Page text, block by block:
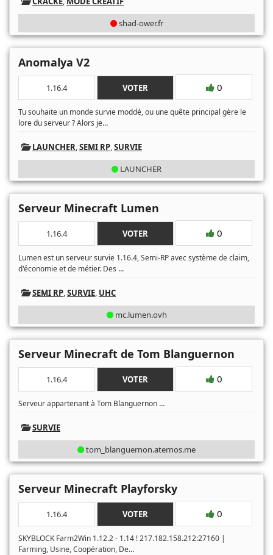
shad-ower.fr
Anomalya V2
1.16.4 VOTER 0
Tu souhaite un monde survie moddé, ou une quête principal gère le
lore du serveur ? Alors je...
LAUNCHER,SEMI RP,SURVIE
LAUNCHER
Serveur Minecraft Lumen
1.16.4 VOTER 0
Lumen est un serveur survie 1.16.4, Semi-RP avec système de claim,
d'économie et de métier. Des ...
SEMI RP,SURVIE, UHC
mc.lumen.ovh
Serveur Minecraft de Tom Blanguernon
1.16.4 VOTER 0
Serveur appartenant à Tom Blanguernon ...
SURVIE
tom_blanguernon.aternos.me
Serveur Minecraft Playforsky
1.16.4 VOTER 0
SKYBLOCK Farm2Win 1.12.2 - 1.14 ! 217.182.158.212:27160 |
Farming, Usine, Coopération, De...